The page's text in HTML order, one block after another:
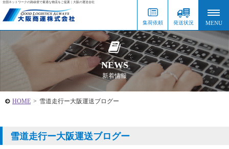
全国ネットワークの路線便で最適な物流をご提案｜大阪の運送会社
集荷依頼 発送状況
NEWS
新着情報
HOME > 雪道走行ー大阪運送ブログー
雪道走行ー大阪運送ブログー